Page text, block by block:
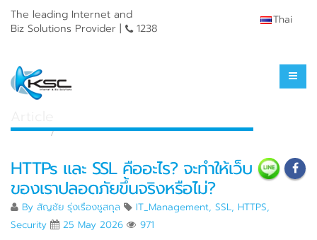
The leading Internet and
Biz Solutions Provider |
1238
Thai
Knowledge Center
Home Knowledge Center
HTTPs และ SSL คืออะไร? จะทำให้เว็บ
ของเราปลอดภัยขึ้นจริงหรือไม่?
By สัญชัย รุ่งเรืองชูสกุล IT_Management, SSL, HTTPS,
Security
25 May 2026 971